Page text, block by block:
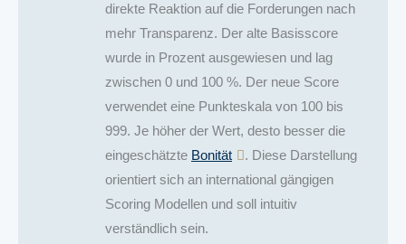
direkte Reaktion auf die Forderungen nach
mehr Transparenz. Der alte Basisscore
wurde in Prozent ausgewiesen und lag
zwischen 0 und 100 %. Der neue Score
verwendet eine Punkteskala von 100 bis
999. Je höher der Wert, desto besser die
eingeschätzte Bonität
. Diese Darstellung
orientiert sich an international gängigen
Scoring Modellen und soll intuitiv
verständlich sein.